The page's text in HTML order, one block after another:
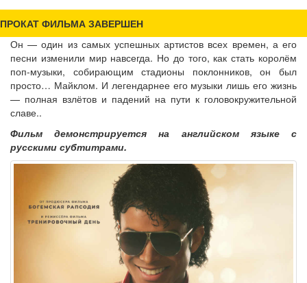
ПРОКАТ ФИЛЬМА ЗАВЕРШЕН
Он — один из самых успешных артистов всех времен, а его
песни изменили мир навсегда. Но до того, как стать королём
поп-музыки, собирающим стадионы поклонников, он был
просто… Майклом. И легендарнее его музыки лишь его жизнь
— полная взлётов и падений на пути к головокружительной
славе..
Фильм демонстрируется на английском языке с
русскими субтитрами.